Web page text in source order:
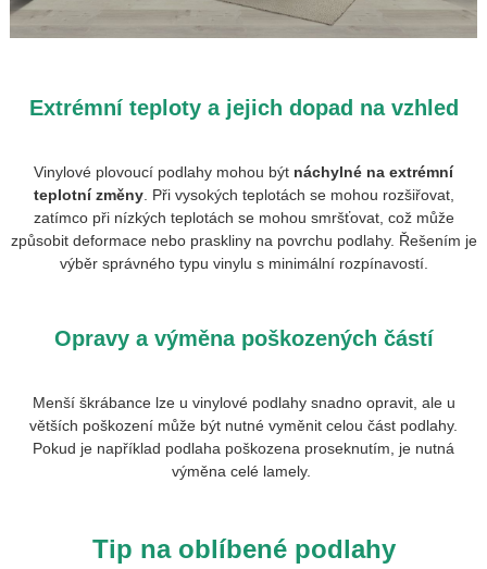
Extrémní teploty a jejich dopad na vzhled
Vinylové plovoucí podlahy mohou být náchylné na extrémní
teplotní změny. Při vysokých teplotách se mohou rozšiřovat,
zatímco při nízkých teplotách se mohou smršťovat, což může
způsobit deformace nebo praskliny na povrchu podlahy. Řešením je
výběr správného typu vinylu s minimální rozpínavostí.
Opravy a výměna poškozených částí
Menší škrábance lze u vinylové podlahy snadno opravit, ale u
větších poškození může být nutné vyměnit celou část podlahy.
Pokud je například podlaha poškozena proseknutím, je nutná
výměna celé lamely.
Tip na oblíbené podlahy